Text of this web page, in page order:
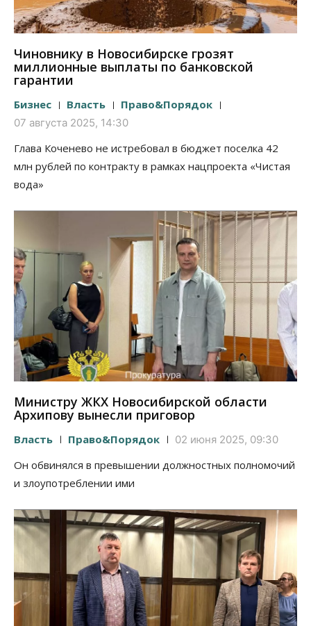
Чиновнику в Новосибирске грозят
миллионные выплаты по банковской
гарантии
Бизнес Власть Право&Порядок
07 августа 2025, 14:30
Глава Коченево не истребовал в бюджет поселка 42
млн рублей по контракту в рамках нацпроекта «Чистая
вода»
Министру ЖКХ Новосибирской области
Архипову вынесли приговор
Власть Право&Порядок 02 июня 2025, 09:30
Он обвинялся в превышении должностных полномочий
и злоупотреблении ими